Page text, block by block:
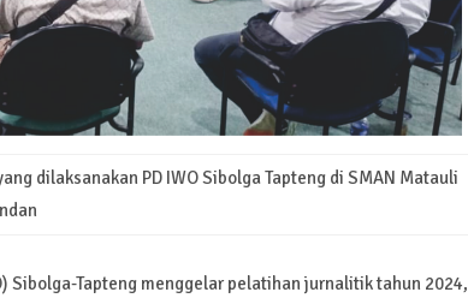
dilaksanakan PD IWO Sibolga Tapteng di SMAN Matauli
Sibolga-Tapteng menggelar pelatihan jurnalitik tahun 2024,